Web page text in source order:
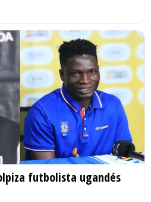
futbolista ugandés